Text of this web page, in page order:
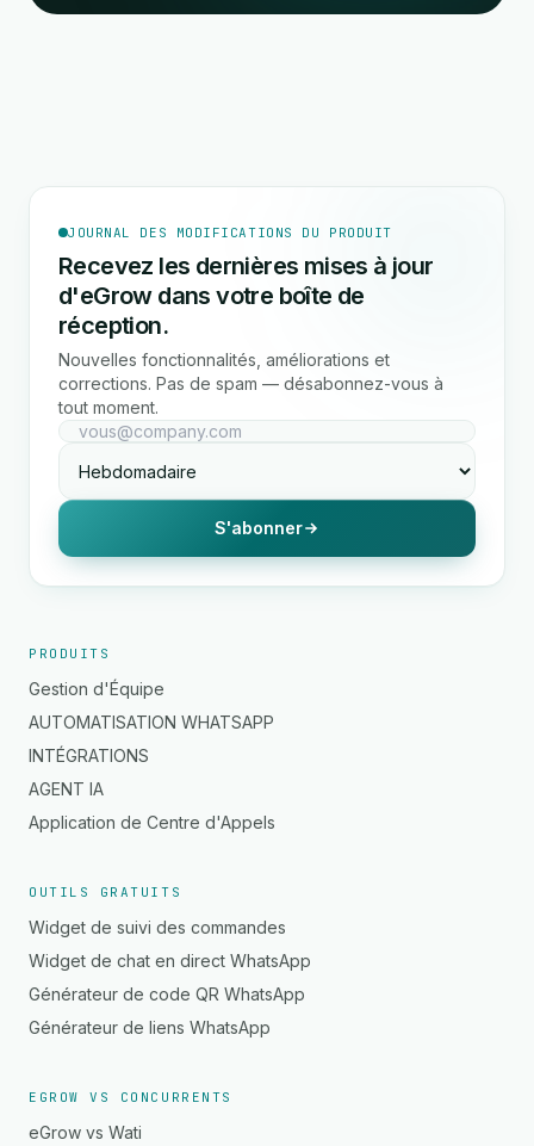
JOURNAL DES MODIFICATIONS DU PRODUIT
Recevez les dernières mises à jour
d'eGrow dans votre boîte de
réception.
Nouvelles fonctionnalités, améliorations et
corrections. Pas de spam — désabonnez-vous à
tout moment.
S'abonner
PRODUITS
Gestion d'Équipe
AUTOMATISATION WHATSAPP
INTÉGRATIONS
AGENT IA
Application de Centre d'Appels
OUTILS GRATUITS
Widget de suivi des commandes
Widget de chat en direct WhatsApp
Générateur de code QR WhatsApp
Générateur de liens WhatsApp
EGROW VS CONCURRENTS
eGrow vs Wati